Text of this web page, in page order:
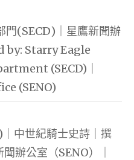
門(SECD)｜星鷹新聞辦
by: Starry Eagle
(SECD)｜
(SENO)
中世紀騎士史詩｜撰
辦公室（SENO）｜